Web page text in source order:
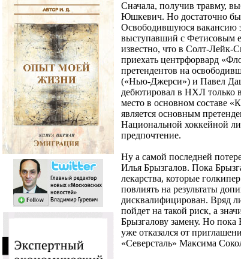
Сначала, получив травму,
Юшкевич. Но достаточно
Освободившуюся вакансию
выступавший с Фетисовым
известно, что в Солт-Лейк-
приехать центрфорвард
претендентов на
(«Нью-Джерси») и Павел
дебютировал в НХЛ только в
место в основном составе
является основным
Национальной хоккейной
предпочтение.
Ну а самой последней
Илья Брызгалов. Пока
лекарства, которые
повлиять на результаты
дисквалифицирован. Вряд
пойдет на такой риск, а
Брызгалову замену. Но пока
уже отказался от
«Северсталь» Максима